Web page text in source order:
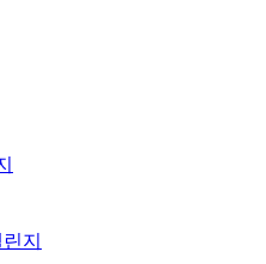
지